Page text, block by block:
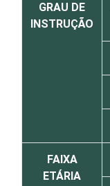
GRAU DE
INSTRUÇÃO
FAIXA
ETÁRIA